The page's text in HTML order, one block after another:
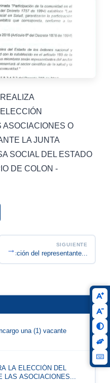
ASOCIACIONES O
LA JUNTA
SOCIAL DEL ESTADO
DE COLON -
SIGUIENTE
elección del representante...
→
una (1) vacante
LA ELECCIÓN DEL
LAS ASOCIACIONES...